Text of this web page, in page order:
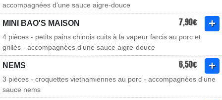
accompagnées d'une sauce aigre-douce
MINI BAO'S MAISON 7,90€
4 pièces - petits pains chinois cuits à la vapeur farcis au porc et
grillés - accompagnées d'une sauce aigre-douce
NEMS 6,50€
3 pièces - croquettes vietnamiennes au porc - accompagnées d'une
sauce nems